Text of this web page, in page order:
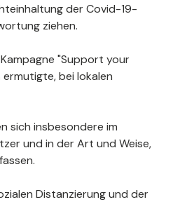
der Covid-19-
ziehen.
"Support your
bei lokalen
sich insbesondere im
und in der Art und Weise,
Distanzierung und der